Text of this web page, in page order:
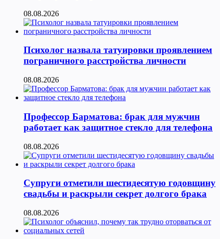
08.08.2026
Психолог назвала татуировки проявлением
пограничного расстройства личности
08.08.2026
Профессор Барматова: брак для мужчин
работает как защитное стекло для телефона
08.08.2026
Супруги отметили шестидесятую годовщину
свадьбы и раскрыли секрет долгого брака
08.08.2026